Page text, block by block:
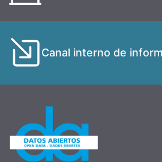
Canal interno de